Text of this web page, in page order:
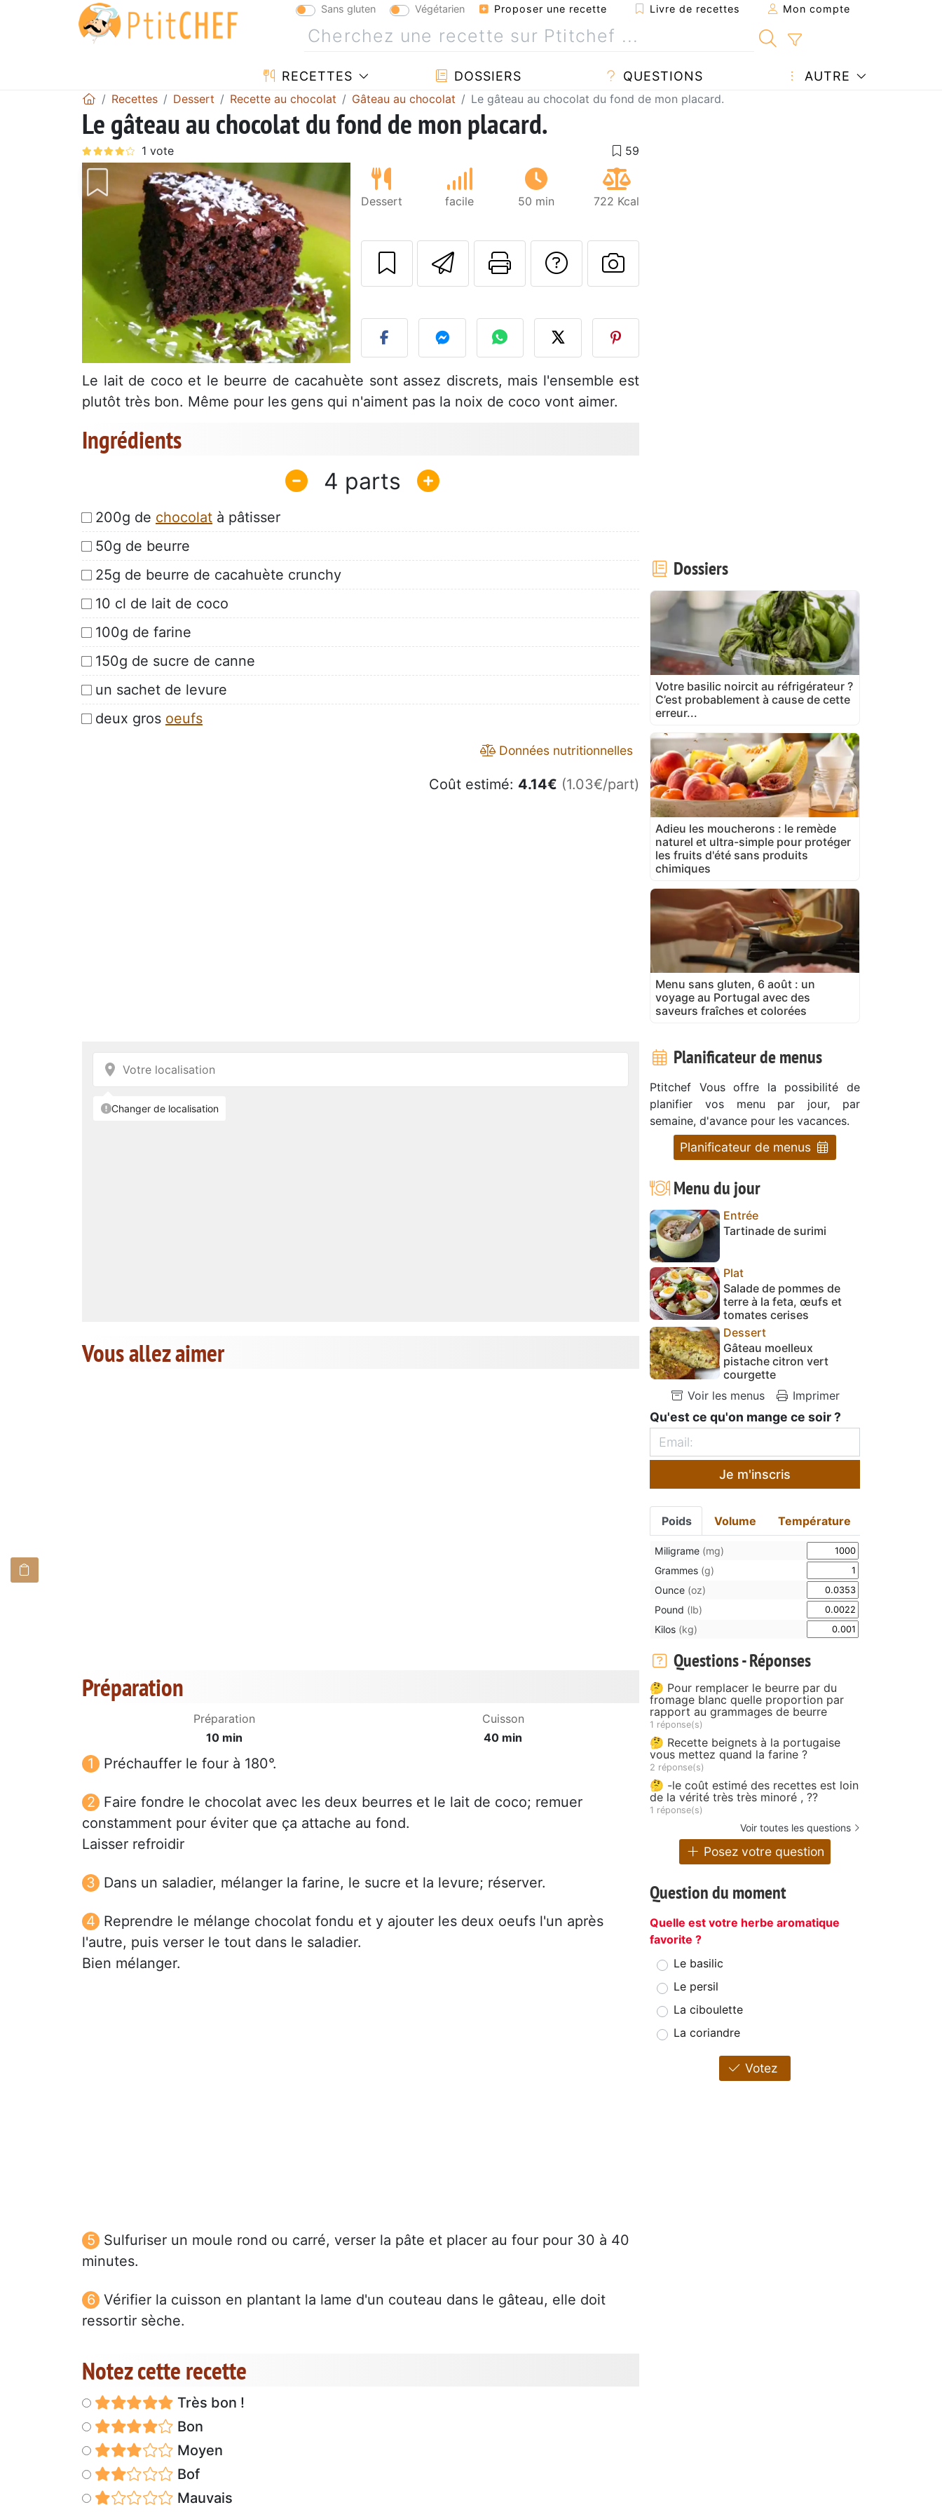
Sans gluten Végétarien Proposer une recette Livre de recettes Mon compte
RECETTES DOSSIERS QUESTIONS AUTRE
Recettes Dessert Recette au chocolat Gâteau au chocolat Le gâteau au chocolat du fond de mon placard.
Le gâteau au chocolat du fond de mon placard.
Dessert facile 50 min 722 Kcal
Envoyer cette recette à un ami
Imprimer cette page
Poser une question à l'auteur
Publier votre photo de cette
Le lait de coco et le beurre de cacahuète sont assez discrets, mais l'ensemble est
plutôt très bon. Même pour les gens qui n'aiment pas la noix de coco vont aimer.
Ingrédients
4
200g de chocolat à pâtisser
50g de beurre
25g de beurre de cacahuète crunchy
10 cl de lait de coco
100g de farine
150g de sucre de canne
un sachet de levure
deux gros oeufs
Données nutritionnelles
Coût estimé: 4.14€ (1.03€/part)
Vous allez aimer
Préparation
Préparation
10 min
Cuisson
40 min
Préchauffer le four à 180°.
Faire fondre le chocolat avec les deux beurres et le lait de coco; remuer
constamment pour éviter que ça attache au fond.
Laisser refroidir
Dans un saladier, mélanger la farine, le sucre et la levure; réserver.
Reprendre le mélange chocolat fondu et y ajouter les deux oeufs l'un après
l'autre, puis verser le tout dans le saladier.
Bien mélanger.
Sulfuriser un moule rond ou carré, verser la pâte et placer au four pour 30 à 40
minutes.
Vérifier la cuisson en plantant la lame d'un couteau dans le gâteau, elle doit
ressortir sèche.
Notez cette recette
Très bon !
Bon
Moyen
Bof
Mauvais
Dossiers
Votre basilic noircit au réfrigérateur ?
C’est probablement à cause de cette
erreur...
Adieu les moucherons : le remède
naturel et ultra-simple pour protéger
les fruits d'été sans produits
chimiques
Menu sans gluten, 6 août : un
voyage au Portugal avec des
saveurs fraîches et colorées
Planificateur de menus
Ptitchef Vous offre la possibilité de
planifier vos menu par jour, par
semaine, d'avance pour les vacances.
Planificateur de menus
Menu du jour
Entrée
Tartinade de surimi
Plat
Salade de pommes de
terre à la feta, œufs et
tomates cerises
Dessert
Gâteau moelleux
pistache citron vert
courgette
Voir les menus
Imprimer
Qu'est ce qu'on mange ce soir ?
Je m'inscris
Poids Volume Température
Miligrame (mg)
Grammes (g)
Ounce (oz)
Pound (lb)
Kilos (kg)
Questions - Réponses
🤔 Pour remplacer le beurre par du
fromage blanc quelle proportion par
rapport au grammages de beurre
1 réponse(s)
🤔 Recette beignets à la portugaise
vous mettez quand la farine ?
2 réponse(s)
🤔 -le coût estimé des recettes est loin
de la vérité très très minoré , ??
1 réponse(s)
Voir toutes les questions
Posez votre question
Question du moment
Quelle est votre herbe aromatique
favorite ?
Le basilic
Le persil
La ciboulette
La coriandre
Votez